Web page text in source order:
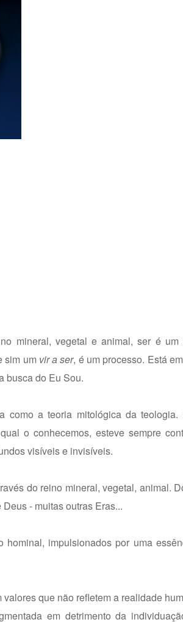
mineral, vegetal e animal, ser é um
sim um vir a ser, é um processo. Está
busca do Eu Sou.
como a teoria mitológica da teologia.
o conhecemos, esteve sempre
visíveis e invisíveis.
do reino mineral, vegetal, animal.
- muitas outras Eras...
impulsionados por uma
que não refletem a realidade
em detrimento da